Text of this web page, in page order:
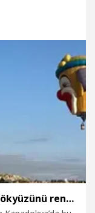
Kapadokya’da figürlü balonlar, gökyüzünü renklendirdi